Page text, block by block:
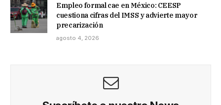
Empleo formal cae en México: CEESP
cuestiona cifras del IMSS y advierte mayor
precarización
agosto 4, 2026